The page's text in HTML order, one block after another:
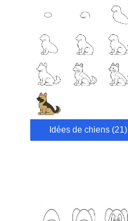
Idées de chiens (21)